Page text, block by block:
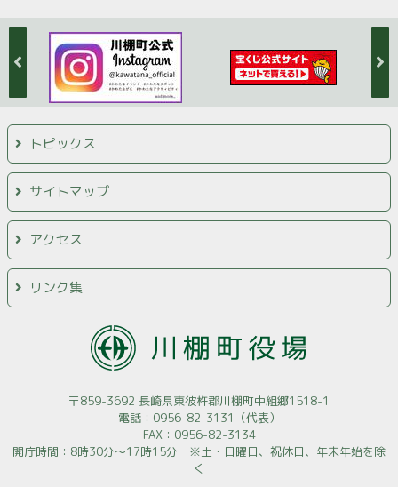
トピックス
サイトマップ
アクセス
リンク集
〒859-3692 長崎県東彼杵郡川棚町中組郷1518-1
電話：0956-82-3131（代表）
FAX：0956-82-3134
開庁時間：8時30分～17時15分 ※土・日曜日、祝休日、年末年始を除
く